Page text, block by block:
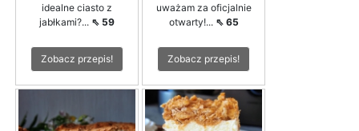
idealne ciasto z
jabłkami?... ⇖ 59
Zobacz przepis!
uważam za oficjalnie
otwarty!... ⇖ 65
Zobacz przepis!